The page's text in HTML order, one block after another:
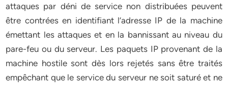
attaques par déni de service non distribuées peuvent
être contrées en identifiant l’adresse IP de la machine
émettant les attaques et en la bannissant au niveau du
pare-feu ou du serveur. Les paquets IP provenant de la
machine hostile sont dès lors rejetés sans être traités
empêchant que le service du serveur ne soit saturé et ne